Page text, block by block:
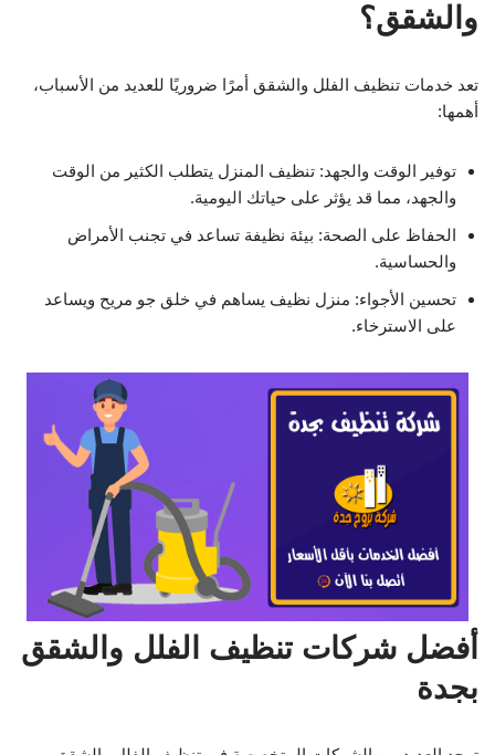
والشقق؟
تعد خدمات تنظيف الفلل والشقق أمرًا ضروريًا للعديد من الأسباب،
أهمها:
توفير الوقت والجهد: تنظيف المنزل يتطلب الكثير من الوقت
والجهد، مما قد يؤثر على حياتك اليومية.
الحفاظ على الصحة: بيئة نظيفة تساعد في تجنب الأمراض
والحساسية.
تحسين الأجواء: منزل نظيف يساهم في خلق جو مريح ويساعد
على الاسترخاء.
أفضل شركات تنظيف الفلل والشقق
بجدة